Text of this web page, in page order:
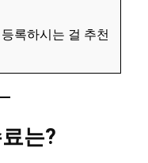
록하시는 걸 추천
는?